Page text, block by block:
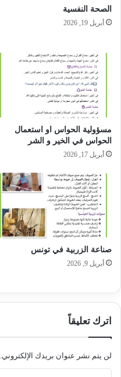
الصحة النفسية
أبريل 19, 2026
مسؤولية الحواس او استعمال
الحواس في الخير و الشر
أبريل 17, 2026
صناعة الزربية في تونس
أبريل 9, 2026
اترك تعليقاً
لن يتم نشر عنوان بريدك الإلكتروني.